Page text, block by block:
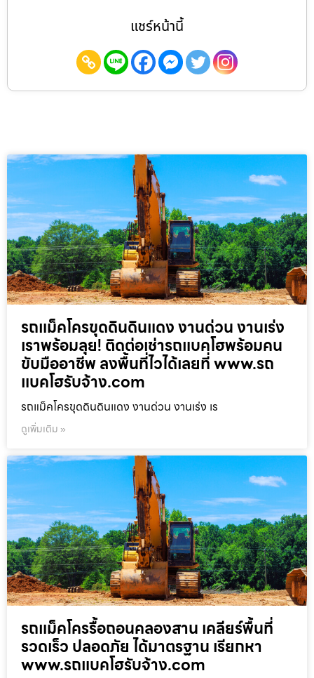
แชร์หน้านี้
รถแม็คโครขุดดินดินแดง งานด่วน งานเร่ง
เราพร้อมลุย! ติดต่อเช่ารถแบคโฮพร้อมคน
ขับมืออาชีพ ลงพื้นที่ไวได้เลยที่ www.รถ
แบคโฮรับจ้าง.com
รถแม็คโครขุดดินดินแดง งานด่วน งานเร่ง เร
ดูเพิ่มเติม »
รถแม็คโครรื้อถอนคลองสาน เคลียร์พื้นที่
รวดเร็ว ปลอดภัย ได้มาตรฐาน เรียกหา
www.รถแบคโฮรับจ้าง.com